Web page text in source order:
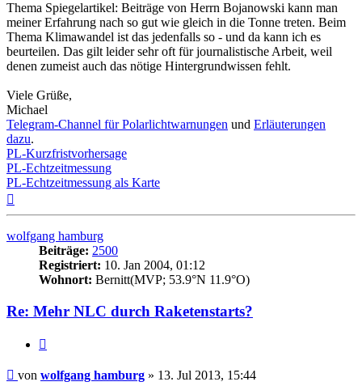
Thema Spiegelartikel: Beiträge von Herrn Bojanowski kann man
meiner Erfahrung nach so gut wie gleich in die Tonne treten. Beim
Thema Klimawandel ist das jedenfalls so - und da kann ich es
beurteilen. Das gilt leider sehr oft für journalistische Arbeit, weil
denen zumeist auch das nötige Hintergrundwissen fehlt.
Viele Grüße,
Michael
Telegram-Channel für Polarlichtwarnungen und Erläuterungen
dazu.
PL-Kurzfristvorhersage
PL-Echtzeitmessung
PL-Echtzeitmessung als Karte
wolfgang hamburg
Beiträge: 2500
Registriert: 10. Jan 2004, 01:12
Wohnort: Bernitt(MVP; 53.9°N 11.9°O)
Re: Mehr NLC durch Raketenstarts?
Beitrag
von wolfgang hamburg » 13. Jul 2013, 15:44